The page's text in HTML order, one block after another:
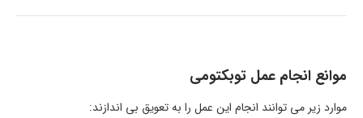
موانع انجام عمل توبکتومی
موارد زیر می توانند انجام این عمل را به تعویق بی اندازند: